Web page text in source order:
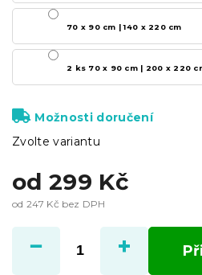
od 299 Kč
od 247 Kč bez DPH
cena:
Zvolte variantu
70 x 90 cm | 140 x 220 cm
2 ks 70 x 90 cm | 200 x 220
Možnosti doručení